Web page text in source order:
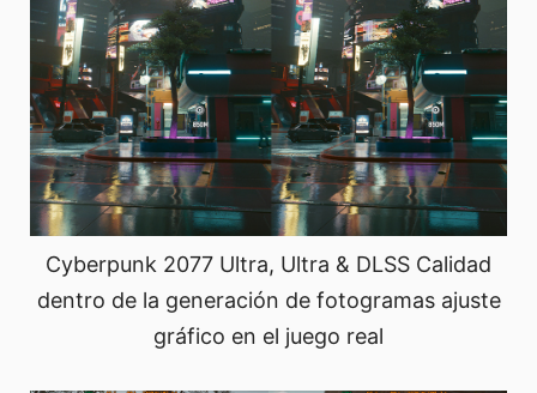
Cyberpunk 2077 Ultra, Ultra & DLSS Calidad
dentro de la generación de fotogramas ajuste
gráfico en el juego real